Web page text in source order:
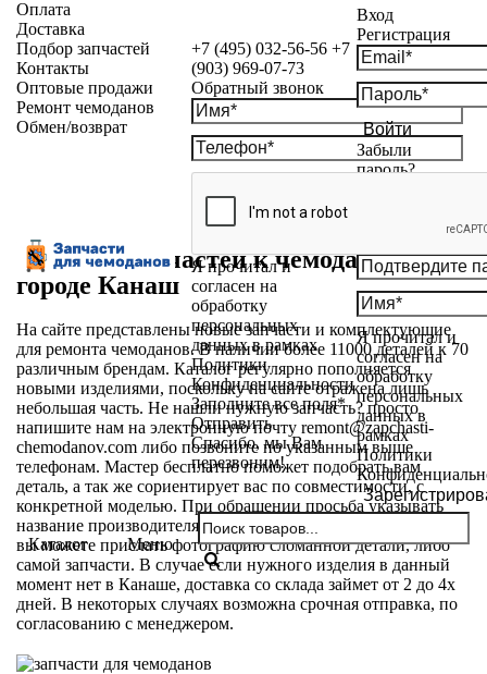
+7 (495) 032-56-56 +7
(903) 969-07-73
Обратный звонок
Я прочитал и
согласен на
обработку
персональных
данных в рамках
Политики
Конфиденциальности
Заполните все поля*
Отправить
Спасибо, мы Вам
перезвоним!
Вход
Регистрация
Войти
Забыли
пароль?
Я прочитал и
согласен на
обработку
персональных
данных в
рамках
Политики
Каталог Меню
Оплата
Доставка
Подбор запчастей
Контакты
Оптовые продажи
Ремонт чемоданов
Обмен/возврат
Магазин запчастей к чемоданам в
городе Канаш
На сайте представлены новые запчасти и комплектующие
для ремонта чемоданов. В наличии более 11000 деталей к 70
различным брендам. Каталог регулярно пополняется
новыми изделиями, поскольку на сайте отражена лишь
небольшая часть. Не нашли нужную запчасть? просто
напишите нам на электронную почту remont@zapchasti-
chemodanov.com либо позвоните по указанным выше
телефонам. Мастер бесплатно поможет подобрать вам
деталь, а так же сориентирует вас по совместимости, с
конкретной моделью. При обращении просьба указывать
название производителя и модели вашего чемодана. Так же
вы можете прислать фотографию сломанной детали, либо
самой запчасти. В случае если нужного изделия в данный
момент нет в Канаше, доставка со склада займет от 2 до 4х
дней. В некоторых случаях возможна срочная отправка, по
согласованию с менеджером.